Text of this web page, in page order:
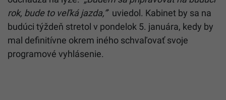
rok, bude to veľká jazda,“` uviedol. Kabinet by sa na
budúci týždeň stretol v pondelok 5. januára, kedy by
mal definitívne okrem iného schvaľovať svoje
programové vyhlásenie.